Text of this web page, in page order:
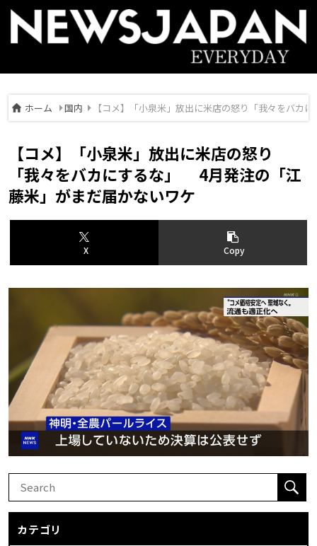
ホーム 国内 【コメ】「小泉米」放出に米店の怒り「我々をバ
【コメ】「小泉米」放出に米店の怒り
「我々をバカにするな」 4月発注の「江
藤米」がまだ届かないワケ
X Copy
カテゴリ